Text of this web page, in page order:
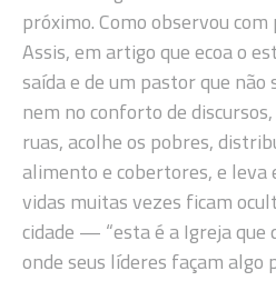
próximo. Como observou
Assis, em artigo que ecoa o
saída e de um pastor que não
nem no conforto de
ruas, acolhe os pobres,
alimento e cobertores, e leva
vidas muitas vezes ficam
cidade — “esta é a Igreja
onde seus líderes façam algo